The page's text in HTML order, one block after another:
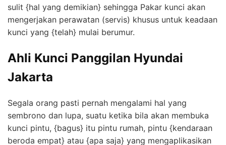
sulit {hal yang demikian} sehingga Pakar kunci akan
mengerjakan perawatan (servis) khusus untuk keadaan
kunci yang {telah} mulai berumur.
Ahli Kunci Panggilan Hyundai
Jakarta
Segala orang pasti pernah mengalami hal yang
sembrono dan lupa, suatu ketika bila akan membuka
kunci pintu, {bagus} itu pintu rumah, pintu {kendaraan
beroda empat} atau {apa saja} yang mengaplikasikan